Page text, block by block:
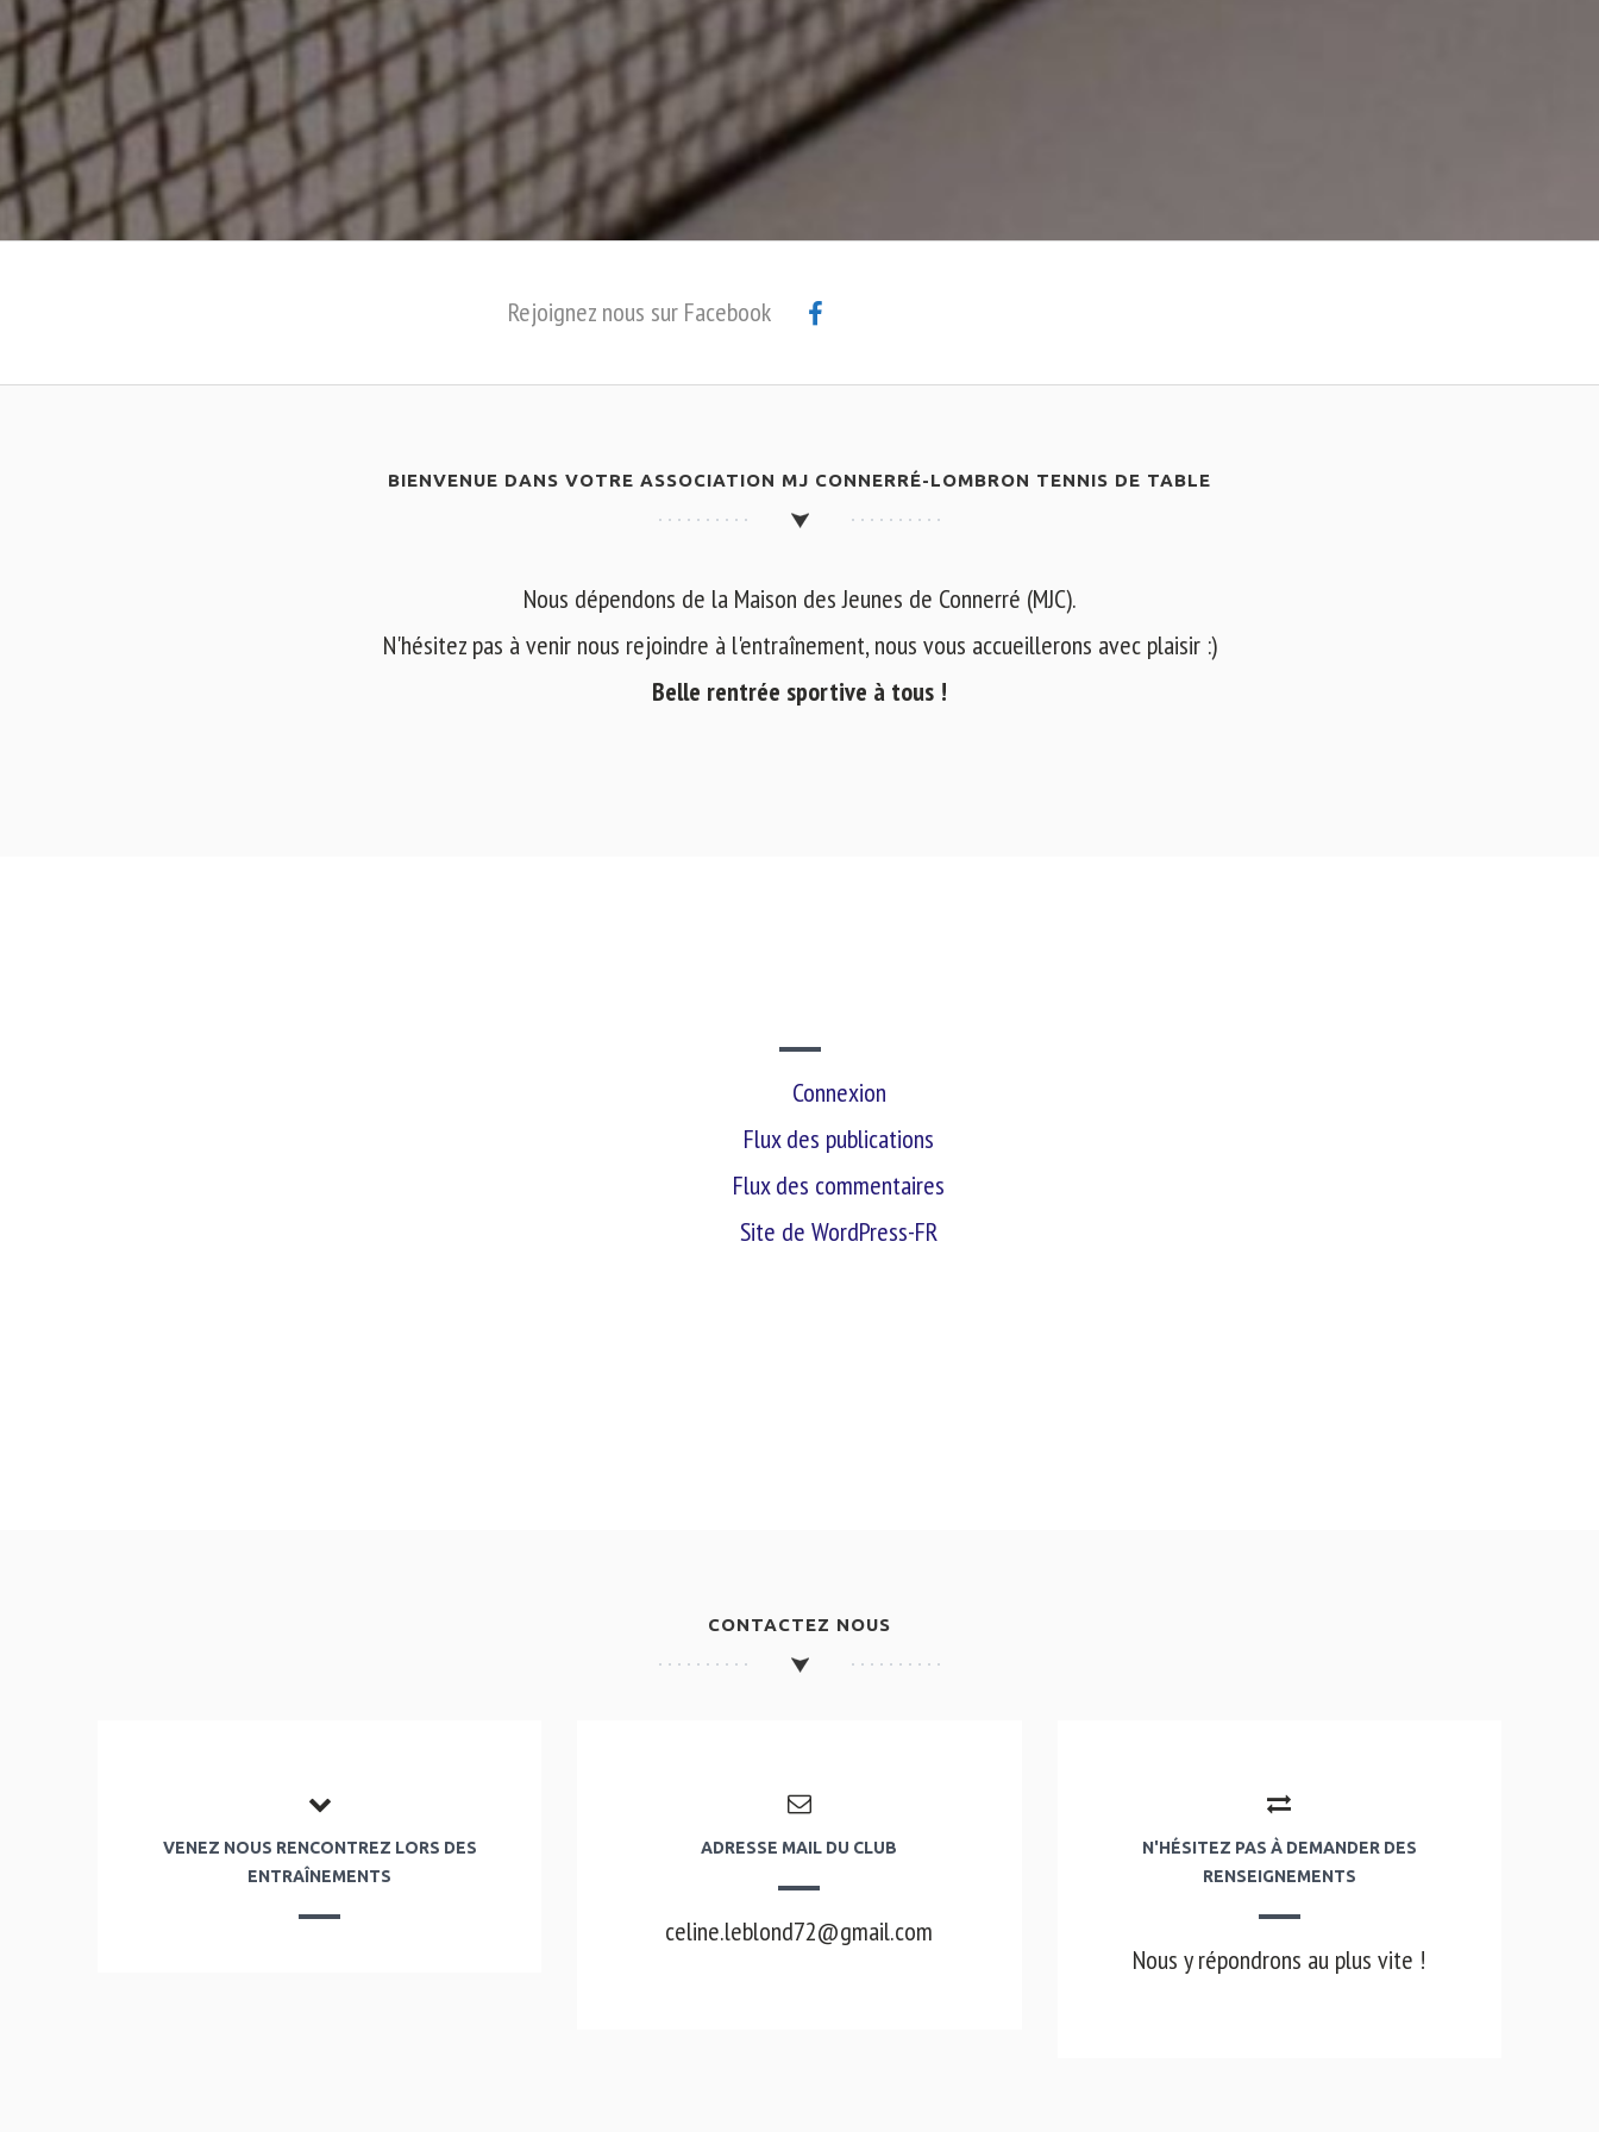
Rejoignez nous sur Facebook
BIENVENUE DANS VOTRE ASSOCIATION MJ CONNERRÉ-LOMBRON TENNIS DE TABLE
Nous dépendons de la Maison des Jeunes de Connerré (MJC).
N'hésitez pas à venir nous rejoindre à l'entraînement, nous vous accueillerons avec plaisir :)
Belle rentrée sportive à tous !
Connexion
Flux des publications
Flux des commentaires
Site de WordPress-FR
CONTACTEZ NOUS
VENEZ NOUS RENCONTREZ LORS DES
ENTRAÎNEMENTS
ADRESSE MAIL DU CLUB
celine.leblond72@gmail.com
N'HÉSITEZ PAS À DEMANDER DES
RENSEIGNEMENTS
Nous y répondrons au plus vite !